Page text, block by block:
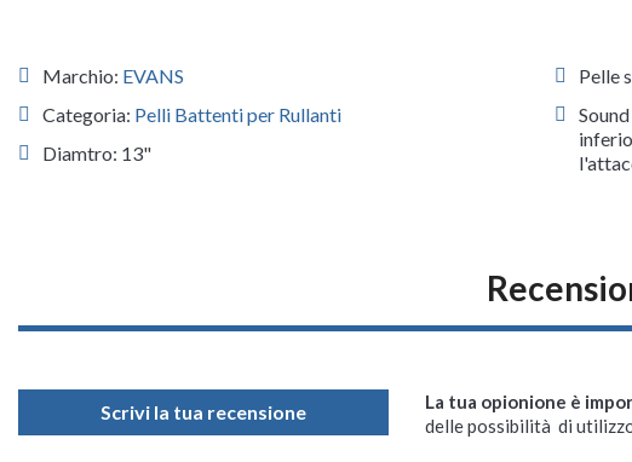
Marchio: EVANS
Categoria: Pelli Battenti per Rullanti
Diamtro: 13"
Pelle
Scrivi la tua recensione La tua opionione è
delle possibilità di